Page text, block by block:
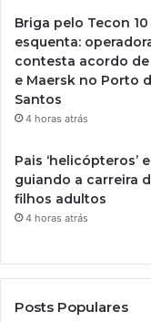
Briga pelo Tecon 10
esquenta:
contesta acordo de
e Maersk no Porto
Santos
4 horas atrás
Pais ‘helicópteros’
guiando a carreira
filhos adultos
4 horas atrás
Posts Populares